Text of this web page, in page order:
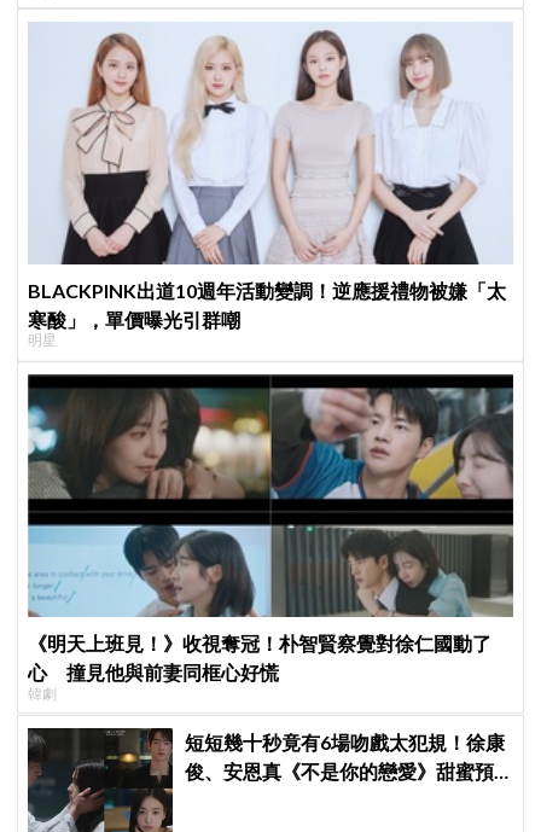
BLACKPINK出道10週年活動變調！逆應援禮物被嫌「太
寒酸」，單價曝光引群嘲
明星
《明天上班見！》收視奪冠！朴智賢察覺對徐仁國動了
心 撞見他與前妻同框心好慌
韓劇
短短幾十秒竟有6場吻戲太犯規！徐康
俊、安恩真《不是你的戀愛》甜蜜預